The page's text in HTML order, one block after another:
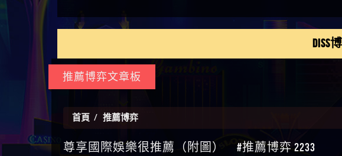
何拿回被騙資金
拿回被騙資金
嗎 （ALYWS）無法出金 請小心
群組暗椿
是不是詐騙 當當是真的嗎 當
當是詐騙嗎 六旬老婦深信當
亡
旅
私】2025 線上老虎機這樣
挑！RTP、波動率和平台安全
【推薦博弈】這款《ATG 武
俠》老虎機真的猛！玩過才
式！
【推薦博弈】BNG電子遊戲完
運玩法、獨家試玩一次看！
玩必看！戰神賽特51,000倍數
玩法攻略，輕鬆稱霸老虎
機！
【其他問題】「拆解力智投
資詐騙套路緊急追討賴
zg369」力智投資是不是詐騙
是詐騙嗎 南部老翁還在癡迷
在匯款
【其他問題】 【遇天盛商行
詐騙追回資金賴zg369】天盛
騙 天盛商行是真的嗎 天盛商
一招教你拿回
【其他問題】 受害者援助賴
靈詐騙痛不欲生 大戶e點靈是
大戶e點靈是詐騙嗎 大戶e點
持續收割國人中【免費討回
騙嗎 弘記投資是不是詐騙 弘
【其他問題】 被騙追回賴
手法欺詐群眾 KnTop是真的嗎
詐騙持續收割國人中【免費
【其他問題】 Hoyabit詐騙持
【蔡如軒】黑網一
【Wei】讚
【沈樂慧】又是九
了黑網不要玩
【林伊依】爛死了
【陳順堪】星匯娛樂
推薦博弈文章板
首頁 推薦博弈
尊享國際娛樂很推薦（附圖） #推薦博弈 2233